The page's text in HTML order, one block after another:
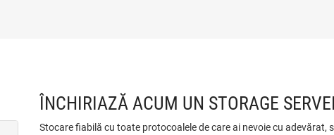
ÎNCHIRIAZĂ ACUM UN STORAGE
Stocare fiabilă cu toate protocoalele de care ai nevoie cu adevărat,